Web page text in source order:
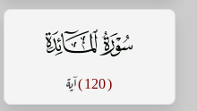
سورة المائدة
( 120 ) آية